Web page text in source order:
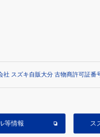
社 スズキ自販大分 古物商許可証
等情報 ス